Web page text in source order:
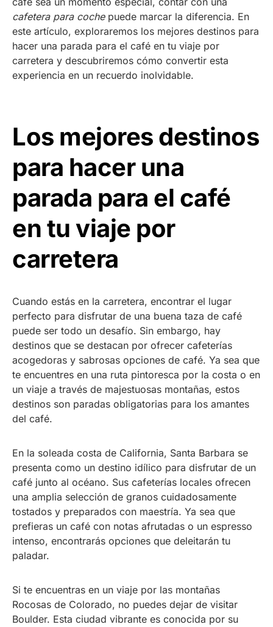
cafetera para cochepuede marcar la diferencia. En
este artículo, exploraremos los mejores destinos para
hacer una parada para el café en tu viaje por
carretera y descubriremos cómo convertir esta
experiencia en un recuerdo inolvidable.
Los mejores destinos
para hacer una
parada para el café
en tu viaje por
carretera
Cuando estás en la carretera, encontrar el lugar
perfecto para disfrutar de una buena taza de café
puede ser todo un desafío. Sin embargo, hay
destinos que se destacan por ofrecer cafeterías
acogedoras y sabrosas opciones de café. Ya sea que
te encuentres en una ruta pintoresca por la costa o en
un viaje a través de majestuosas montañas, estos
destinos son paradas obligatorias para los amantes
del café.
En la soleada costa de California, Santa Barbara se
presenta como un destino idílico para disfrutar de un
café junto al océano. Sus cafeterías locales ofrecen
una amplia selección de granos cuidadosamente
tostados y preparados con maestría. Ya sea que
prefieras un café con notas afrutadas o un espresso
intenso, encontrarás opciones que deleitarán tu
paladar.
Si te encuentras en un viaje por las montañas
Rocosas de Colorado, no puedes dejar de visitar
Boulder. Esta ciudad vibrante es conocida por su